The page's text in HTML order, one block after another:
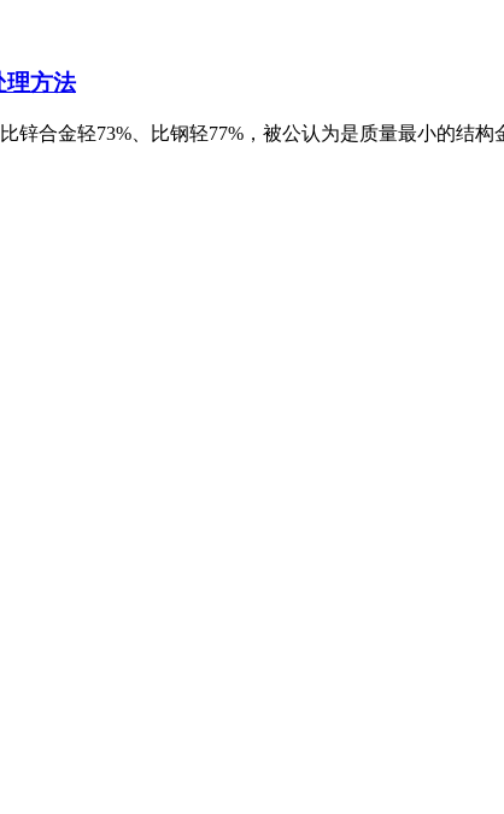
理方法
合金轻73%、比钢轻77%，被公认为是质量最小的结